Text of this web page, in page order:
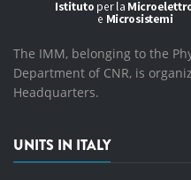
The IMM, belonging to the
Department of CNR, is
Headquarters.
UNITS IN ITALY